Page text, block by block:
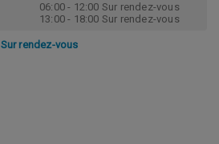
06:00 - 12:00 Sur rendez-vous
13:00 - 18:00 Sur rendez-vous
Sur rendez-vous